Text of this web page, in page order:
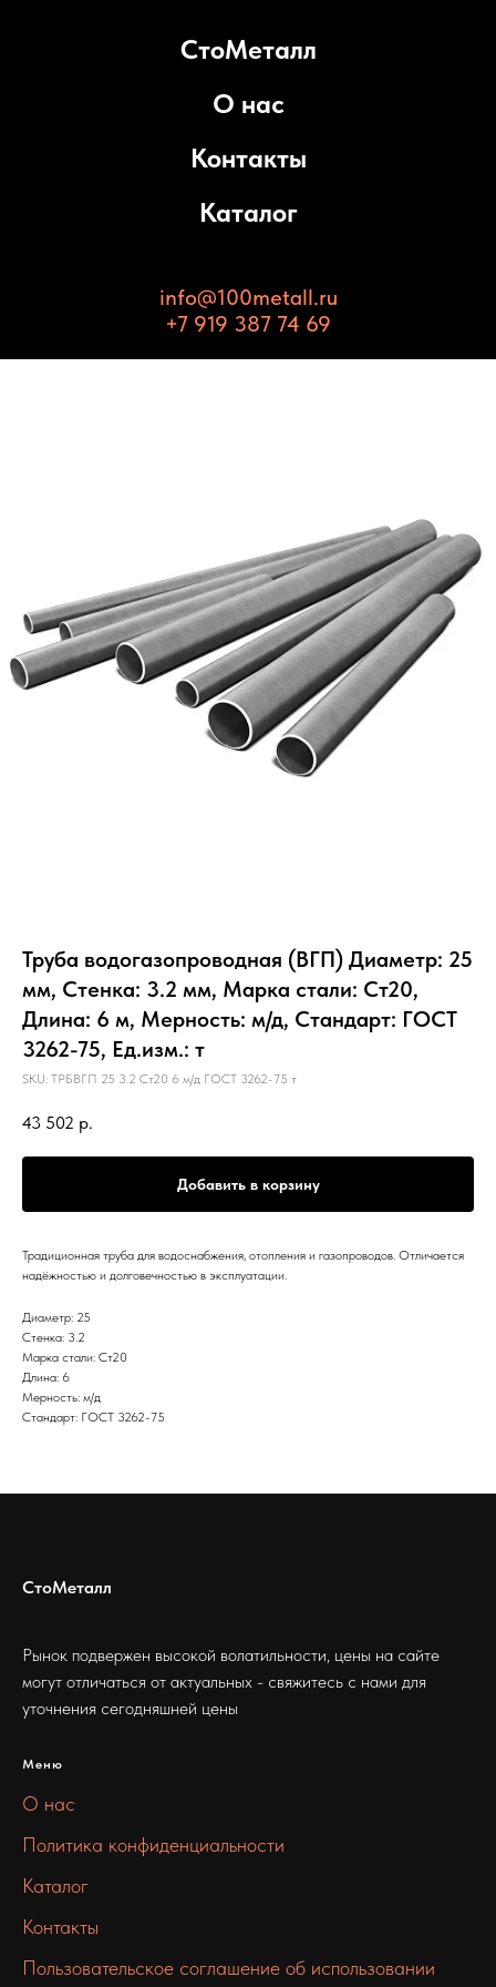
СтоМеталл
О нас
Контакты
Каталог
info@100metall.ru
+7 919 387 74 69
Труба водогазопроводная (ВГП) Диаметр: 25
мм, Стенка: 3.2 мм, Марка стали: Ст20,
Длина: 6 м, Мерность: м/д, Стандарт: ГОСТ
3262-75, Ед.изм.: т
SKU: ТРБВГП 25 3.2 Ст20 6 м/д ГОСТ 3262-75 т
43 502 р.
Добавить в корзину
Традиционная труба для водоснабжения, отопления и газопроводов. Отличается
надёжностью и долговечностью в эксплуатации.
Диаметр: 25
Стенка: 3.2
Марка стали: Ст20
Длина: 6
Мерность: м/д
Стандарт: ГОСТ 3262-75
СтоМеталл
Рынок подвержен высокой волатильности, цены на сайте
могут отличаться от актуальных - свяжитесь с нами для
уточнения сегодняшней цены
Меню
О нас
Политика конфиденциальности
Каталог
Контакты
Пользовательское соглашение об использовании